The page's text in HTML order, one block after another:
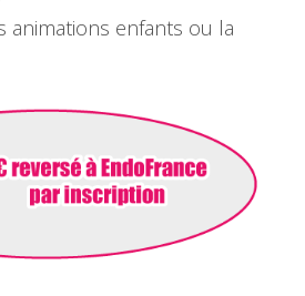
animations enfants ou la